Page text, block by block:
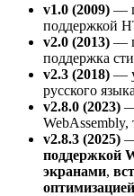
v1.0 (2009) —
поддержкой
v2.0 (2013) —
поддержка
v2.3 (2018) —
русского
v2.8.0 (2023) —
WebAssembly,
v2.8.3 (2025) —
поддержкой
экранами,